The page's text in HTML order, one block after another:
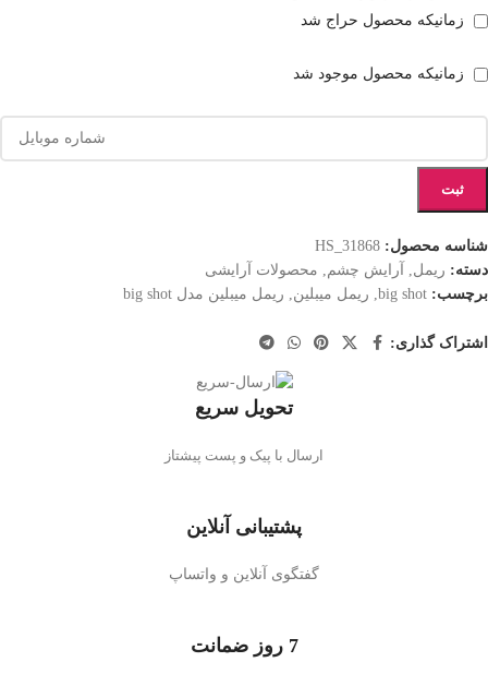
زمانیکه محصول حراج شد
زمانیکه محصول موجود شد
ثبت
شناسه محصول: HS_31868
دسته: ریمل آرایش چشم
محصولات آرایشی
برچسب: big shot ریمل میبلین ریمل میبلین مدل big shot
اشتراک گذاری:
تحویل سریع
ارسال با پیک و پست پیشتاز
پشتیبانی آنلاین
گفتگوی آنلاین و واتساپ
7 روز ضمانت